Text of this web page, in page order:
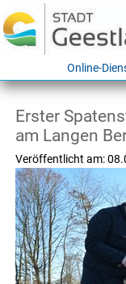
Online-
Erster
am Langen
Veröffentlicht am: